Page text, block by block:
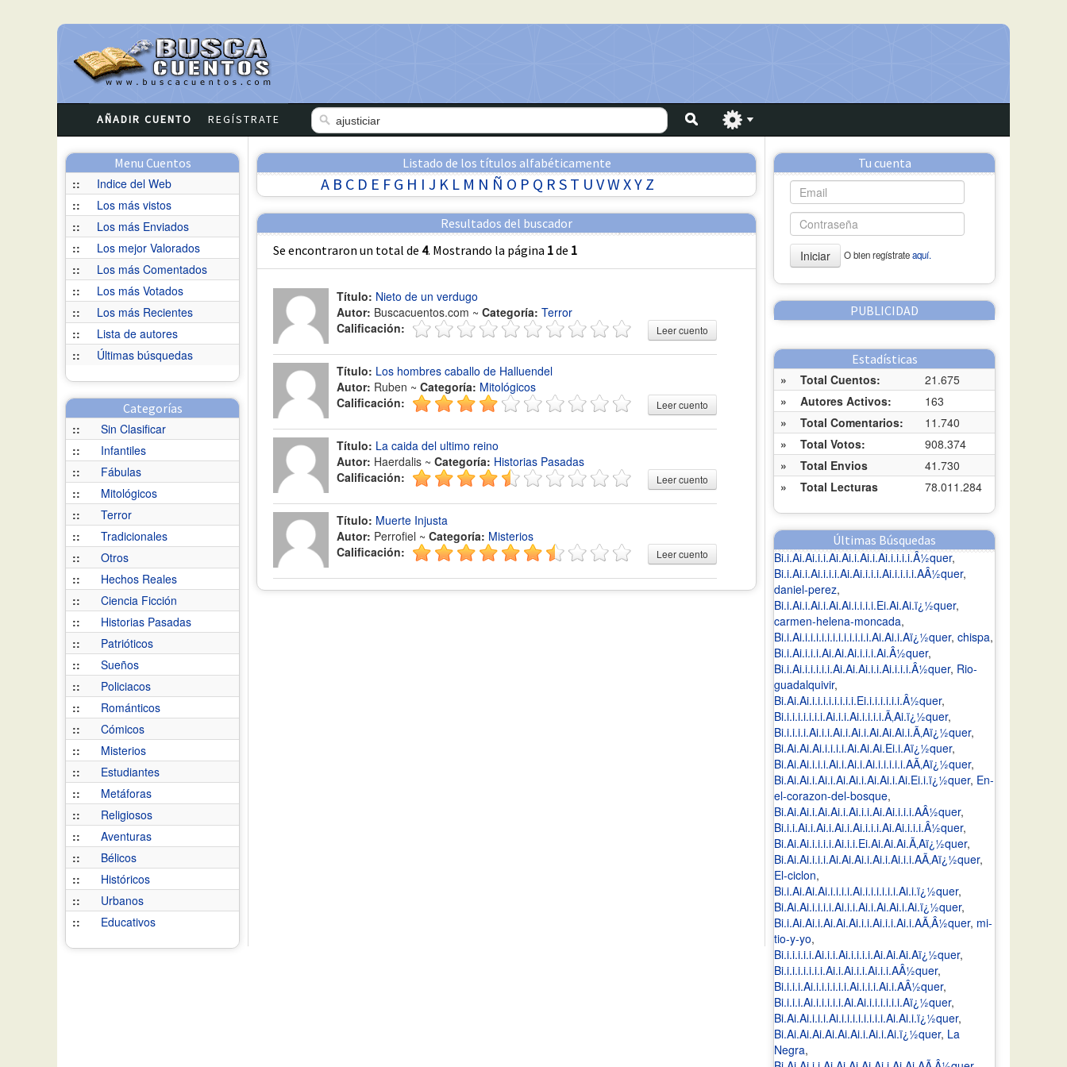
AÑADIR CUENTO REGÍSTRATE
Menu Cuentos
::
Indice del Web
::
Los más vistos
::
Los más Enviados
::
Los mejor Valorados
::
Los más Comentados
::
Los más Votados
::
Los más Recientes
::
Lista de autores
::
Últimas búsquedas
Categorías
::
Sin Clasificar
::
Infantiles
::
Fábulas
::
Mitológicos
::
Terror
::
Tradicionales
::
Otros
::
Hechos Reales
::
Ciencia Ficción
::
Historias Pasadas
::
Patrióticos
::
Sueños
::
Policiacos
::
Románticos
::
Cómicos
::
Misterios
::
Estudiantes
::
Metáforas
::
Religiosos
::
Aventuras
::
Bélicos
::
Históricos
::
Urbanos
::
Educativos
Listado de los títulos alfabéticamente
A B C D E F G H I J K L M N Ñ O P Q R S T U VWXY Z
Resultados del buscador
Se encontraron un total de 4. Mostrando la página 1de 1
Título: Nieto de un verdugo
Autor: Buscacuentos.com ~ Categoría: Terror
Calificación:
Leer cuento
Título: Los hombres caballo de Halluendel
Autor: Ruben ~ Categoría: Mitológicos
Calificación:
Leer cuento
Título: La caida del ultimo reino
Autor: Haerdalis ~ Categoría: Historias Pasadas
Calificación:
Leer cuento
Título: Muerte Injusta
Autor: Perrofiel ~ Categoría: Misterios
Calificación:
Leer cuento
Tu cuenta
Iniciar O bien regístrateaquí.
PUBLICIDAD
Estadísticas
»
Total Cuentos:
21.675
»
Autores Activos:
163
»
Total Comentarios:
11.740
»
Total Votos:
908.374
»
Total Envios
41.730
»
Total Lecturas 78.011.284
Últimas Búsquedas
Bi.i.Ai.Ai.i.i.Ai.Ai.i.Ai.i.Ai.i.i.i.i.Â½quer,
Bi.i.Ai.i.Ai.i.i.i.Ai.Ai.i.i.i.Ai.i.i.i.i.AÂ½quer,
daniel-perez,
Bi.i.Ai.i.Ai.i.Ai.Ai.i.i.i.i.Ei.Ai.Ai.ï¿½quer,
carmen-helena-moncada,
Bi.i.Ai.i.i.i.i.i.i.i.i.i.i.i.i.Ai.Ai.i.Aï¿½quer, chispa,
Bi.i.Ai.i.i.i.Ai.Ai.Ai.i.i.i.Ai.Â½quer,
Bi.i.Ai.i.i.i.i.i.Ai.Ai.Ai.i.i.Ai.i.i.i.Â½quer, Rio-
guadalquivir,
Bi.Ai.Ai.i.i.i.i.i.i.i.i.Ei.i.i.i.i.i.i.Â½quer,
Bi.i.i.i.i.i.i.i.Ai.i.i.Ai.i.i.i.i.Ã‚Ai.ï¿½quer,
Bi.i.i.i.i.Ai.i.i.Ai.i.Ai.i.Ai.Ai.Ai.i.Ã‚Aï¿½quer,
Bi.Ai.Ai.Ai.i.i.i.i.Ai.Ai.Ai.Ei.i.Aï¿½quer,
Bi.Ai.Ai.i.i.i.Ai.i.Ai.i.Ai.i.i.i.i.i.AÃ‚Aï¿½quer,
Bi.Ai.Ai.i.Ai.i.Ai.Ai.i.Ai.Ai.i.Ai.Ei.i.ï¿½quer, En-
el-corazon-del-bosque,
Bi.Ai.Ai.i.Ai.Ai.i.Ai.i.i.Ai.Ai.i.i.i.AÂ½quer,
Bi.i.i.Ai.i.Ai.i.Ai.i.Ai.i.i.i.Ai.Ai.i.i.i.Â½quer,
Bi.Ai.Ai.i.i.i.i.Ai.i.i.Ei.Ai.Ai.Ai.Ã‚Aï¿½quer,
Bi.Ai.Ai.i.i.i.Ai.Ai.Ai.i.Ai.i.Ai.i.i.AÃ‚Aï¿½quer,
El-ciclon,
Bi.i.Ai.Ai.Ai.i.i.i.i.Ai.i.i.i.i.i.i.Ai.i.ï¿½quer,
Bi.Ai.Ai.i.i.i.i.Ai.i.i.Ai.i.Ai.Ai.i.Ai.ï¿½quer,
Bi.i.Ai.Ai.i.Ai.Ai.Ai.i.i.Ai.i.i.Ai.i.AÃ‚Â½quer, mi-
tio-y-yo,
Bi.i.i.i.i.i.Ai.i.i.Ai.i.i.i.i.Ai.Ai.Ai.Aï¿½quer,
Bi.i.i.i.i.i.i.i.Ai.i.Ai.i.i.Ai.i.i.AÂ½quer,
Bi.i.i.i.Ai.i.i.i.i.i.i.Ai.i.i.i.Ai.i.AÂ½quer,
Bi.i.i.i.Ai.i.i.i.i.i.Ai.Ai.i.i.i.i.i.i.Aï¿½quer,
Bi.Ai.Ai.i.i.i.Ai.i.i.i.i.i.i.i.i.Ai.Ai.i.ï¿½quer,
Bi.Ai.Ai.Ai.Ai.Ai.Ai.i.Ai.i.Ai.ï¿½quer, La
Negra,